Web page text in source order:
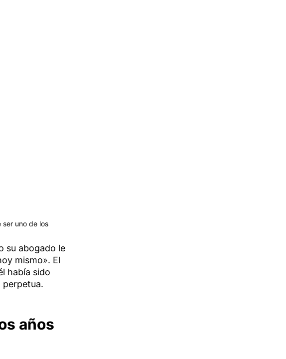
ser uno de los
su abogado le
mismo». El
había sido
perpetua.
años